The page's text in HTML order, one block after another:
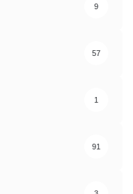
9
57
1
91